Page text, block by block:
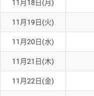
ソ/円は10万通貨単位。
11月18日(月)
11月19日(火)
11月20日(水)
11月21日(木)
11月22日(金)